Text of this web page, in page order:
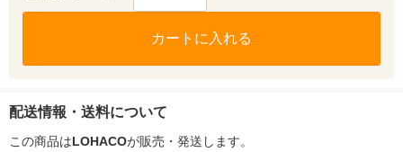
カートに入れる
配送情報・送料について
この商品はLOHACOが販売・発送します。